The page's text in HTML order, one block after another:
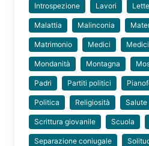
Introspezione Lavori
Malattia Malinconia
Matrimonio Medici
Mondanità Montagna
Padri Partiti politici
Politica Religiosità Salute
Scrittura giovanile Scuola
Separazione coniugale